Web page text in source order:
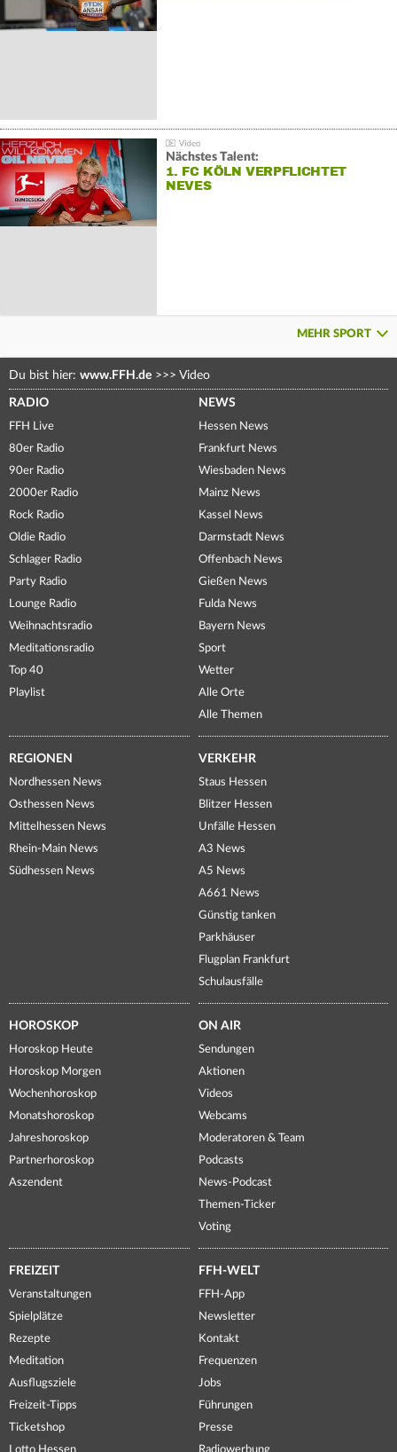
Nächstes Talent:
1. FC KÖLN VERPFLICHTET
NEVES
MEHR SPORT
Du bist hier: www.FFH.de >>> Video
RADIO
FFH Live
80er Radio
90er Radio
2000er Radio
Rock Radio
Oldie Radio
Schlager Radio
Party Radio
Lounge Radio
Weihnachtsradio
Meditationsradio
Top 40
Playlist
NEWS
Hessen News
Frankfurt News
Wiesbaden News
Mainz News
Kassel News
Darmstadt News
Offenbach News
Gießen News
Fulda News
Bayern News
Sport
Wetter
Alle Orte
Alle Themen
REGIONEN
Nordhessen News
Osthessen News
Mittelhessen News
Rhein-Main News
Südhessen News
VERKEHR
Staus Hessen
Blitzer Hessen
Unfälle Hessen
A3 News
A5 News
A661 News
Günstig tanken
Parkhäuser
Flugplan Frankfurt
Schulausfälle
HOROSKOP
Horoskop Heute
Horoskop Morgen
Wochenhoroskop
Monatshoroskop
Jahreshoroskop
Partnerhoroskop
Aszendent
ON AIR
Sendungen
Aktionen
Videos
Webcams
Moderatoren & Team
Podcasts
News-Podcast
Themen-Ticker
Voting
FREIZEIT
Veranstaltungen
Spielplätze
Rezepte
Meditation
Ausflugsziele
Freizeit-Tipps
Ticketshop
Lotto Hessen
FFH-WELT
FFH-App
Newsletter
Kontakt
Frequenzen
Jobs
Führungen
Presse
Radiowerbung